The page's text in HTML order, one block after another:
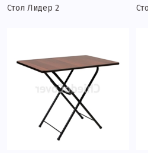
Стол Лидер 2